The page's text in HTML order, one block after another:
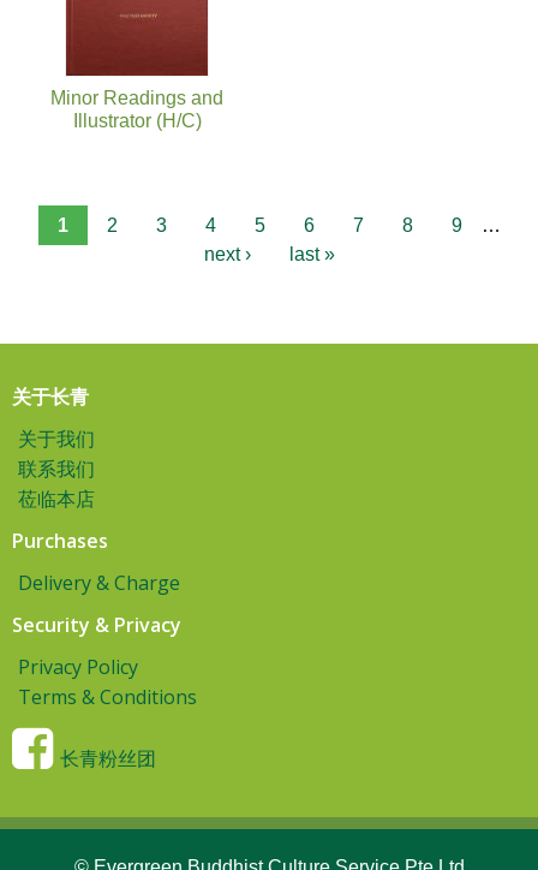
Minor Readings and
Illustrator (H/C)
1 2 3 4 5 6 7 8 9
…
next ›
last »
关于长青
关于我们
联系我们
莅临本店
Purchases
Delivery & Charge
Security & Privacy
Privacy Policy
Terms & Conditions
长青粉丝团